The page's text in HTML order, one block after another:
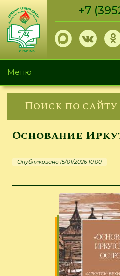
Перейти
основному
содержанию
+7
Меню
Поиск по сайту
Основание
Опубликовано 15/01/2026 10:00